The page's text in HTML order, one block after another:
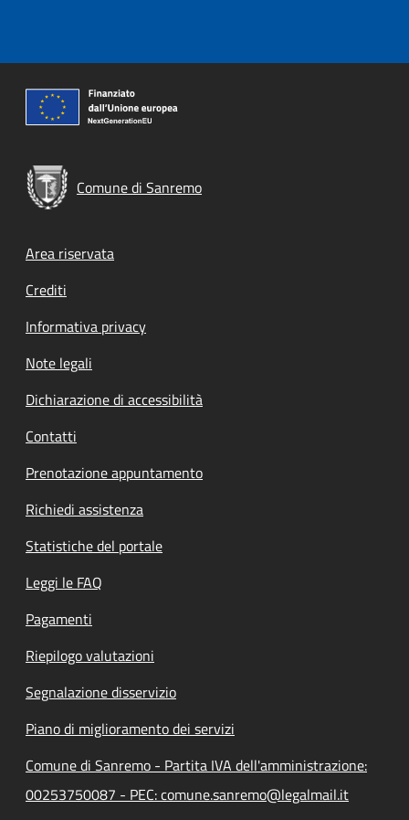
Comune di Sanremo
Footer menu
Area riservata
Crediti
Informativa privacy
Note legali
Dichiarazione di accessibilità
Contatti
Prenotazione appuntamento
Richiedi assistenza
Statistiche del portale
Leggi le FAQ
Pagamenti
Riepilogo valutazioni
Segnalazione disservizio
Piano di miglioramento dei servizi
Comune di Sanremo - Partita IVA dell'amministrazione:
00253750087 - PEC: comune.sanremo@legalmail.it